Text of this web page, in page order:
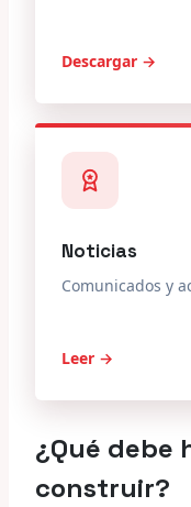
Descargar →
Noticias
Comunicados y
Leer →
¿Qué debe
construir?